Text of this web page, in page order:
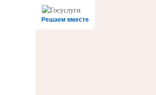
Решаем вместе